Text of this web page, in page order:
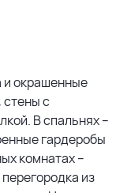
и окрашенные
стены с
В спальнях –
гардеробы
комнатах –
из